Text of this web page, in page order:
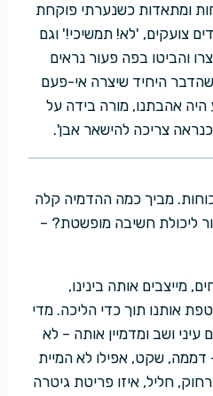
ומתאדות כשנערתי פוקחת
צועקים, 'לא! תמשיכי!' וגם
והביטו בפה פעור נראים
שהדבר היחיד שיצרה אי-פעם
אהבתנו, מורה בידה על
צריכה להישאר אבן'.
מביך כמה ההדמיה קלה
ליכולת חשיבה מופשטת? –
מייצבים אותה בינינו,
אותנו תוך כדי הליכה. מדי
ושב ומדמיין אותה – לא
דממה, שקט, אפילו לא המיית
חליל, איזו פריטת גיטרה